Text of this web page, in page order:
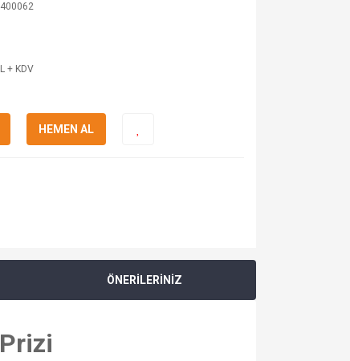
+ KDV
HEMEN AL
ÖNERİLERİNİZ